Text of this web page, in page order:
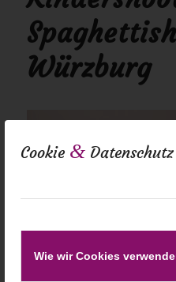
Cookie & Datenschutz
Wie wir Cookies
Würzburg